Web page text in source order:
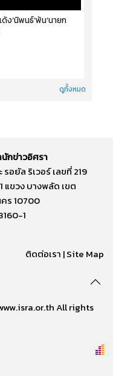
ง‘นิพนธ์’พ้น‘นายก
ดูทั้งหมด
กข่าวอิศรา
รอยัล ริเวอร์ เลขที่ 219
ขวง บางพลัด เขต
ร 10700
1
ติดต่อเรา |Site Map
All rights